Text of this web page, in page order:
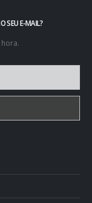
SEU E-MAIL?